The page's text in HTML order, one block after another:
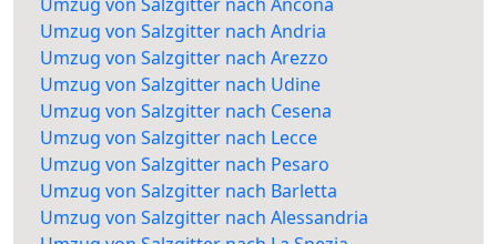
Umzug von Salzgitter nach Andria
Umzug von Salzgitter nach Arezzo
Umzug von Salzgitter nach Udine
Umzug von Salzgitter nach Cesena
Umzug von Salzgitter nach Lecce
Umzug von Salzgitter nach Pesaro
Umzug von Salzgitter nach Barletta
Umzug von Salzgitter nach Alessandria